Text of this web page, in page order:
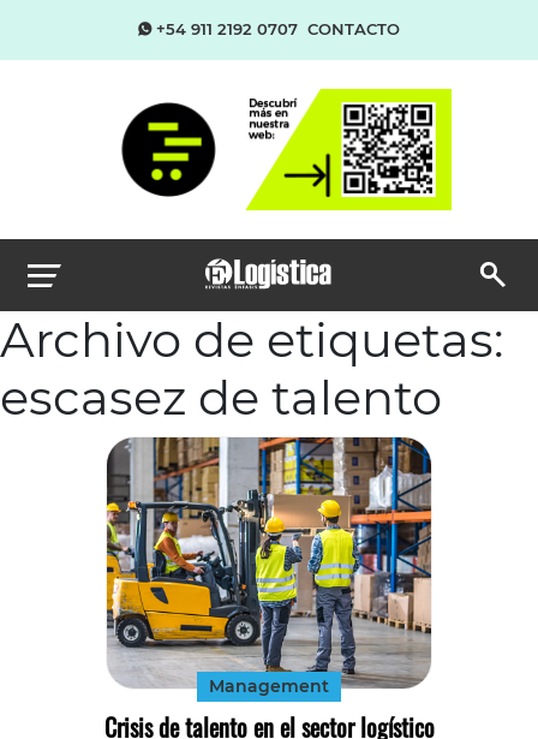
+54 911 2192 0707 CONTACTO
Archivo de etiquetas:
escasez de talento
Management
Crisis de talento en el sector logístico